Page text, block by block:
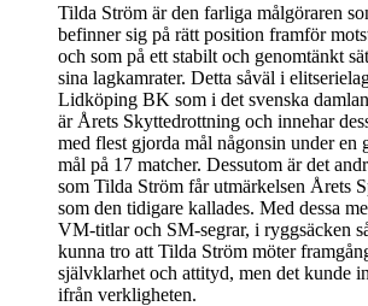
Tilda Ström är den farliga målgöraren
befinner sig på rätt position framför
och som på ett stabilt och genomtänkt
sina lagkamrater. Detta såväl i
Lidköping BK som i det svenska
är Årets Skyttedrottning och innehar
med flest gjorda mål någonsin under en
mål på 17 matcher. Dessutom är det
som Tilda Ström får utmärkelsen Årets
som den tidigare kallades. Med dessa
VM-titlar och SM-segrar, i ryggsäcken
kunna tro att Tilda Ström möter
självklarhet och attityd, men det kunde
ifrån verkligheten.